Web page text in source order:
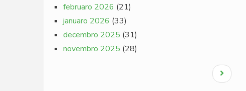
februaro 2026 (21)
januaro 2026 (33)
decembro 2025 (31)
novembro 2025 (28)
Next
page